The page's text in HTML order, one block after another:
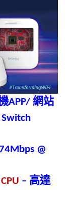
APP/ 網站
Switch
@
– 高達